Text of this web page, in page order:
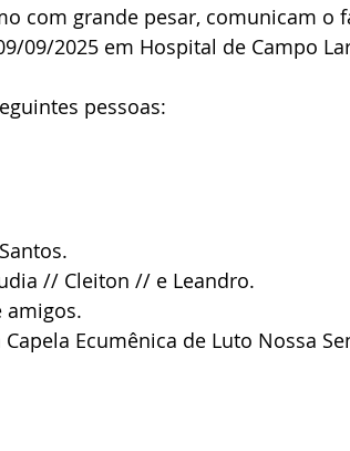
com grande pesar, comunicam o
09/2025 em Hospital de Campo
pessoas:
// Cleiton // e Leandro.
amigos.
Ecumênica de Luto Nossa